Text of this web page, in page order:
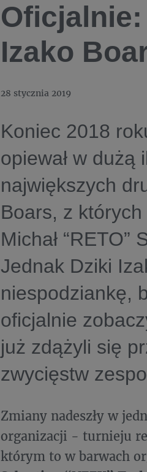
Izako
28 stycznia 2019
Koniec 2018
opiewał w dużą
największych
Boars, z
Michał “RETO”
Jednak Dziki
niespodziankę,
oficjalnie
już zdążyli się
zwycięstw
Zmiany nadeszły w
organizacji - turnieju
którym to w barwach